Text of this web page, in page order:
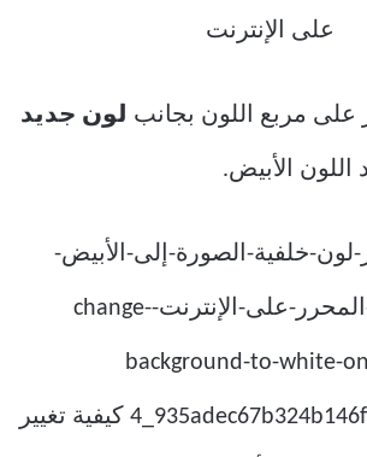
على مربع اللون بجانب لون جديد
اللون الأبيض.